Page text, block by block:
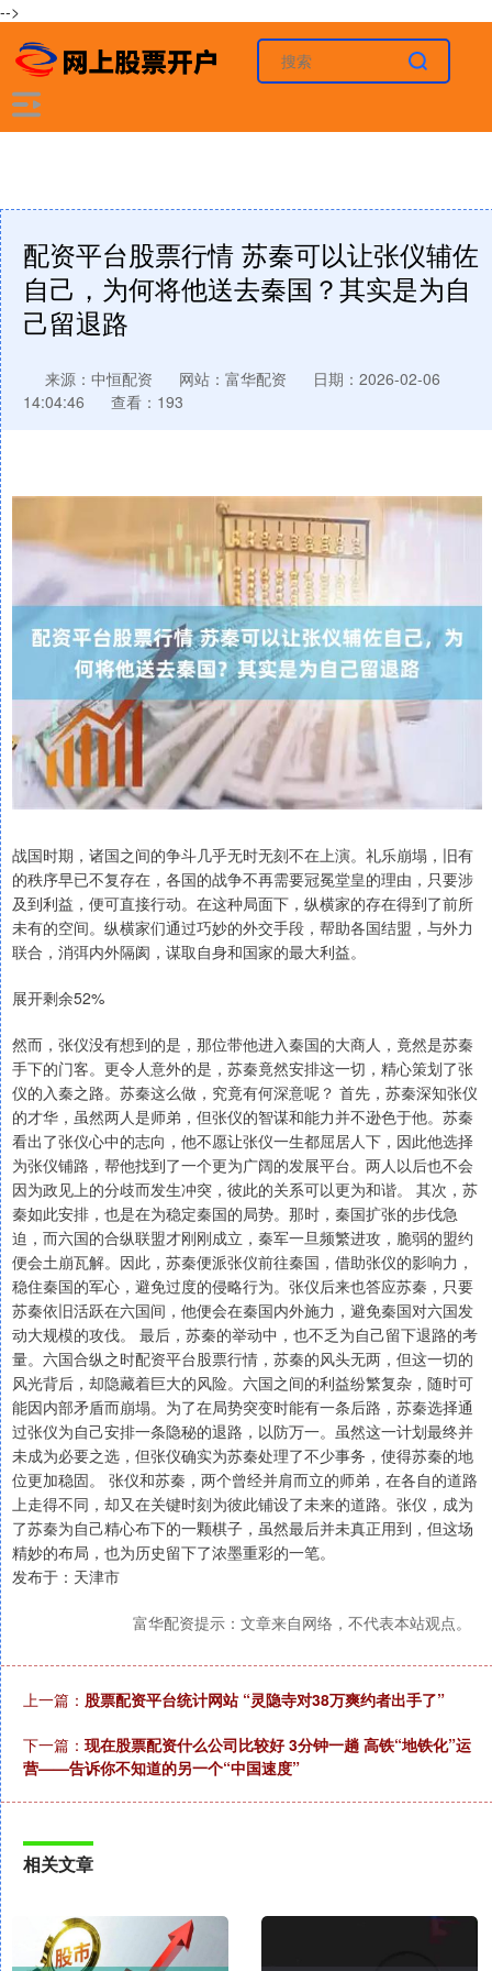
-->
配资平台股票行情 苏秦可以让张仪辅佐
自己，为何将他送去秦国？其实是为自
己留退路
来源：中恒配资 网站：富华配资
日期：2026-02-06
14:04:46
查看：193
战国时期，诸国之间的争斗几乎无时无刻不在上演。礼乐崩塌，旧有
的秩序早已不复存在，各国的战争不再需要冠冕堂皇的理由，只要涉
及到利益，便可直接行动。在这种局面下，纵横家的存在得到了前所
未有的空间。纵横家们通过巧妙的外交手段，帮助各国结盟，与外力
联合，消弭内外隔阂，谋取自身和国家的最大利益。
展开剩余52%
然而，张仪没有想到的是，那位带他进入秦国的大商人，竟然是苏秦
手下的门客。更令人意外的是，苏秦竟然安排这一切，精心策划了张
仪的入秦之路。苏秦这么做，究竟有何深意呢？ 首先，苏秦深知张仪
的才华，虽然两人是师弟，但张仪的智谋和能力并不逊色于他。苏秦
看出了张仪心中的志向，他不愿让张仪一生都屈居人下，因此他选择
为张仪铺路，帮他找到了一个更为广阔的发展平台。两人以后也不会
因为政见上的分歧而发生冲突，彼此的关系可以更为和谐。 其次，苏
秦如此安排，也是在为稳定秦国的局势。那时，秦国扩张的步伐急
迫，而六国的合纵联盟才刚刚成立，秦军一旦频繁进攻，脆弱的盟约
便会土崩瓦解。因此，苏秦便派张仪前往秦国，借助张仪的影响力，
稳住秦国的军心，避免过度的侵略行为。张仪后来也答应苏秦，只要
苏秦依旧活跃在六国间，他便会在秦国内外施力，避免秦国对六国发
动大规模的攻伐。 最后，苏秦的举动中，也不乏为自己留下退路的考
量。六国合纵之时配资平台股票行情，苏秦的风头无两，但这一切的
风光背后，却隐藏着巨大的风险。六国之间的利益纷繁复杂，随时可
能因内部矛盾而崩塌。为了在局势突变时能有一条后路，苏秦选择通
过张仪为自己安排一条隐秘的退路，以防万一。虽然这一计划最终并
未成为必要之选，但张仪确实为苏秦处理了不少事务，使得苏秦的地
位更加稳固。 张仪和苏秦，两个曾经并肩而立的师弟，在各自的道路
上走得不同，却又在关键时刻为彼此铺设了未来的道路。张仪，成为
了苏秦为自己精心布下的一颗棋子，虽然最后并未真正用到，但这场
精妙的布局，也为历史留下了浓墨重彩的一笔。
发布于：天津市
富华配资提示：文章来自网络，不代表本站观点。
上一篇： 股票配资平台统计网站 “灵隐寺对38万爽约者出手了”
下一篇： 现在股票配资什么公司比较好 3分钟一趟 高铁“地铁化”运
营——告诉你不知道的另一个“中国速度”
相关文章